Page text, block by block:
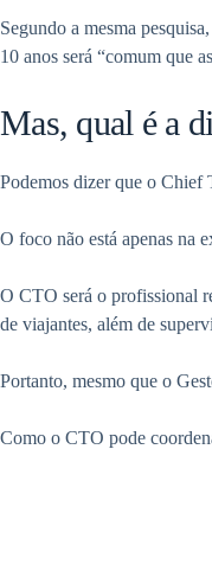
Segundo a mesma
10 anos será “comum que
Mas, qual é a
Podemos dizer que o
O foco não está apenas na
O CTO será o profissional
de viajantes, além de
Portanto, mesmo que o
Como o CTO pode